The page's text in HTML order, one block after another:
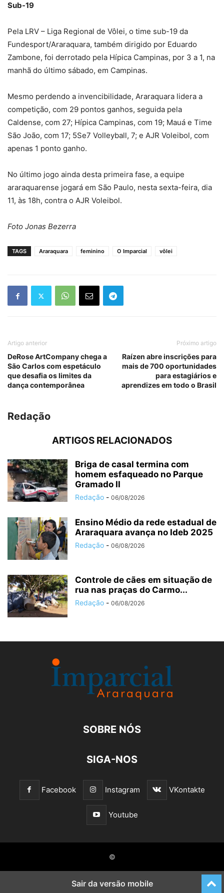
Sub-19
Pela LRV – Liga Regional de Vôlei, o time sub-19 da
Fundesport/Araraquara, também dirigido por Eduardo
Zambone, foi derrotado pela Hípica Campinas, por 3 a 1, na
manhã do último sábado, em Campinas.
Mesmo perdendo a invencibilidade, Araraquara lidera a
competição, com 29 pontos ganhos, seguida pela
Caldense, com 27; Hípica Campinas, com 19; Mauá e Time
São João, com 17; 5Se7 Volleyball, 7; e AJR Voleibol, com
apenas 1 ponto ganho.
No último jogo ainda desta primeira fase, a equipe
araraquarense jogará em São Paulo, nesta sexta-feira, dia
11, às 18h, contra o AJR Voleibol.
Foto Jonas Bezerra
TAGS Araraquara feminino O Imparcial vôlei
Artigo anterior
DeRose ArtCompany chega a
São Carlos com espetáculo
que desafia os limites da
dança contemporânea
Próximo artigo
Raízen abre inscrições para
mais de 700 oportunidades
para estagiários e
aprendizes em todo o Brasil
Redação
ARTIGOS RELACIONADOS
Briga de casal termina com
homem esfaqueado no Parque
Gramado II
Redação - 06/08/2026
Ensino Médio da rede estadual de
Araraquara avança no Ideb 2025
Redação - 06/08/2026
Controle de cães em situação de
rua nas praças do Carmo...
Redação - 06/08/2026
SOBRE NÓS
SIGA-NOS
Facebook Instagram VKontakte
Youtube
©
Sair da versão mobile